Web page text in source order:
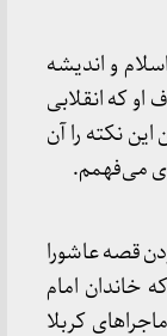
و اندیشه
که انقلابی
نکته را آن
می‌فهمم.
قصه عاشورا
خاندان امام
کربلا